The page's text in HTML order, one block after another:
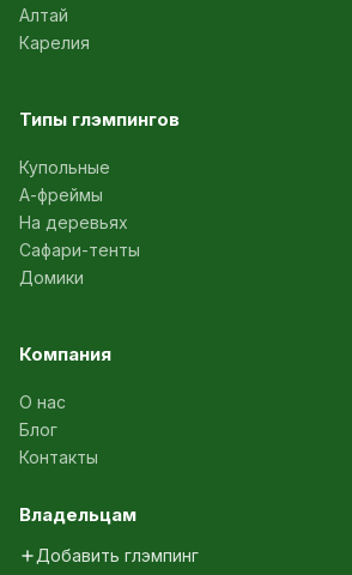
Алтай
Карелия
Типы глэмпингов
Купольные
А-фреймы
На деревьях
Сафари-тенты
Домики
Компания
О нас
Блог
Контакты
Владельцам
Добавить глэмпинг